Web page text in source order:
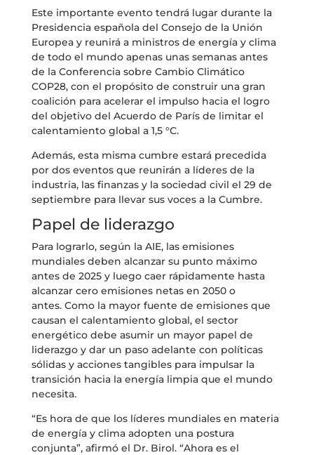
Este importante evento tendrá lugar durante la
Presidencia española del Consejo de la Unión
Europea y reunirá a ministros de energía y clima
de todo el mundo apenas unas semanas antes
de la Conferencia sobre Cambio Climático
COP28, con el propósito de construir una gran
coalición para acelerar el impulso hacia el logro
del objetivo del Acuerdo de París de limitar el
calentamiento global a 1,5 °C.
Además, esta misma cumbre estará precedida
por dos eventos que reunirán a líderes de la
industria, las finanzas y la sociedad civil el 29 de
septiembre para llevar sus voces a la Cumbre.
Papel de liderazgo
Para lograrlo, según la AIE, las emisiones
mundiales deben alcanzar su punto máximo
antes de 2025 y luego caer rápidamente hasta
alcanzar cero emisiones netas en 2050 o
antes. Como la mayor fuente de emisiones que
causan el calentamiento global, el sector
energético debe asumir un mayor papel de
liderazgo y dar un paso adelante con políticas
sólidas y acciones tangibles para impulsar la
transición hacia la energía limpia que el mundo
necesita.
“Es hora de que los líderes mundiales en materia
de energía y clima adopten una postura
conjunta”, afirmó el Dr. Birol. “Ahora es el